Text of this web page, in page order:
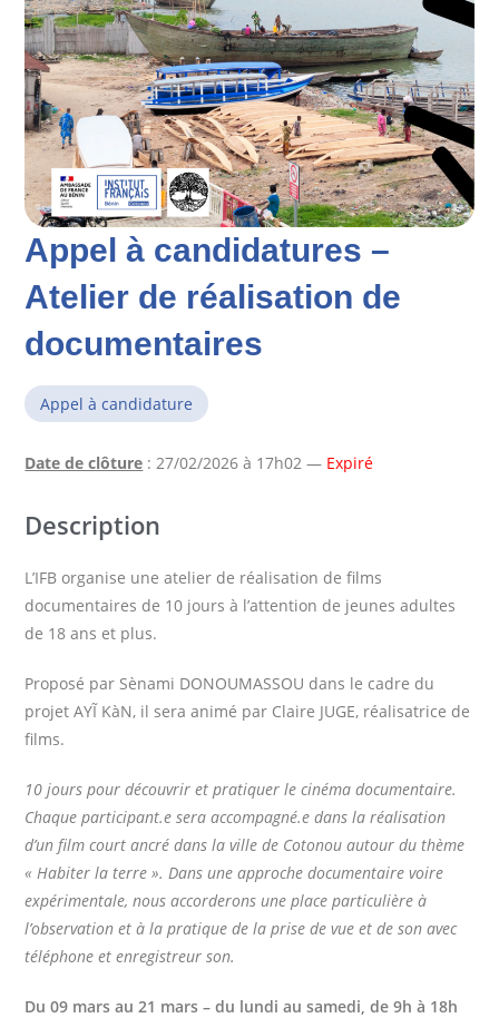
Appel à candidatures –
Atelier de réalisation de
documentaires
Appel à candidature
Date de clôture : 27/02/2026 à 17h02 — Expiré
Description
L’IFB organise une atelier de réalisation de films
documentaires de 10 jours à l’attention de jeunes adultes
de 18 ans et plus.
Proposé par Sènami DONOUMASSOU dans le cadre du
projetAYĨ KàN, il sera animé par Claire JUGE, réalisatrice de
films.
10 jours pour découvrir et pratiquer le cinéma documentaire.
Chaque participant.e sera accompagné.e dans la réalisation
d’un film court ancré dans la ville de Cotonou autour du thème
« Habiter la terre ». Dans une approche documentaire voire
expérimentale, nous accorderons une place particulière à
l’observation et à la pratique de la prise de vue et de son avec
téléphone et enregistreur son.
Du 09 mars au 21 mars – du lundi au samedi, de 9h à 18h